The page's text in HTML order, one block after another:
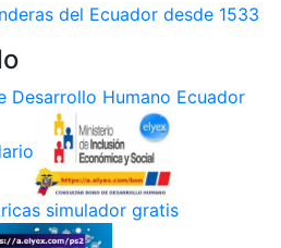
del Ecuador desde 1533
Desarrollo Humano Ecuador
simulador gratis